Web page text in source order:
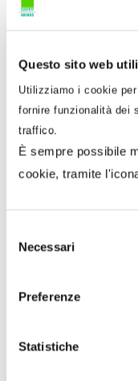
Questo sito web
Utilizziamo i cookie
fornire funzionalità dei
traffico.
È sempre possibile
cookie, tramite
delNecessari
Preferenze
Statistiche
assimilate ed i
triangolazioni;
acquisti di
studi e
prevalenza (>
complessivo
campo di
del
septies del
effettuate;